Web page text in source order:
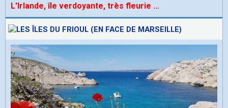
L'Irlande, île verdoyante, très fleurie ...